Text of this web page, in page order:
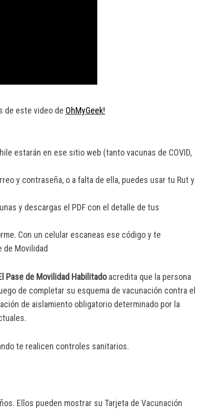
de este video de OhMyGeek!
estarán en ese sitio web (tanto vacunas de COVID,
y contraseña, o a falta de ella, puedes usar tu Rut y
y descargas el PDF con el detalle de tus
Con un celular escaneas ese código y te
de Movilidad
Pase de Movilidad Habilitadoacredita que la persona
de completar su esquema de vacunación contra el
de aislamiento obligatorio determinado por la
te realicen controles sanitarios.
Ellos pueden mostrar su Tarjeta de Vacunación